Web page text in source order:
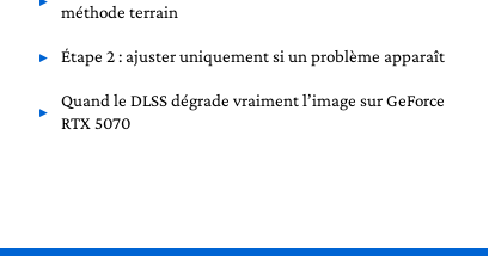
méthode terrain
Étape 2 : ajuster uniquement si un problème apparaît
Quand le DLSS dégrade vraiment l’image sur GeForce
RTX 5070